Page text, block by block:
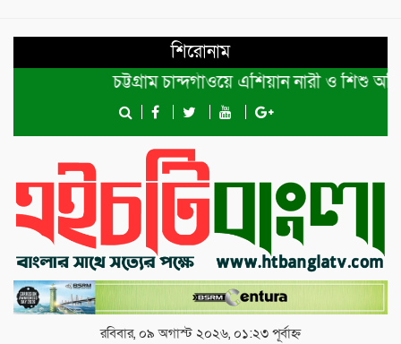
শিরোনাম
চট্টগ্রাম চান্দগাঁওয়ে এশিয়ান নারী ও শিশু
রবিবার, ০৯ অগাস্ট ২০২৬, ০১:২৩ পূর্বাহ্ন